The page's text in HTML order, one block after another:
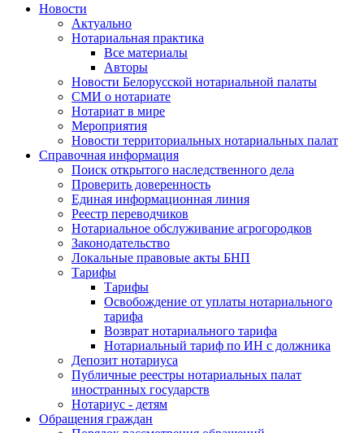
Новости
Актуально
Нотариальная практика
Все материалы
Авторы
Новости Белорусской нотариальной палаты
СМИ о нотариате
Нотариат в мире
Мероприятия
Новости территориальных нотариальных палат
Справочная информация
Поиск открытого наследственного дела
Проверить доверенность
Единая информационная линия
Реестр переводчиков
Нотариальное обслуживание агрогородков
Законодательство
Локальные правовые акты БНП
Тарифы
Тарифы
Освобождение от уплаты нотариального
тарифа
Возврат нотариального тарифа
Нотариальный тариф по ИН с должника
Депозит нотариуса
Публичные реестры нотариальных палат
иностранных государств
Нотариус - детям
Обращения граждан